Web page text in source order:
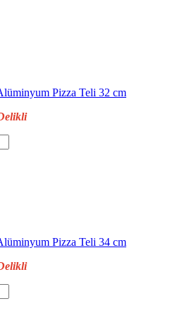
Pizza Teli 32 cm
Pizza Teli 34 cm